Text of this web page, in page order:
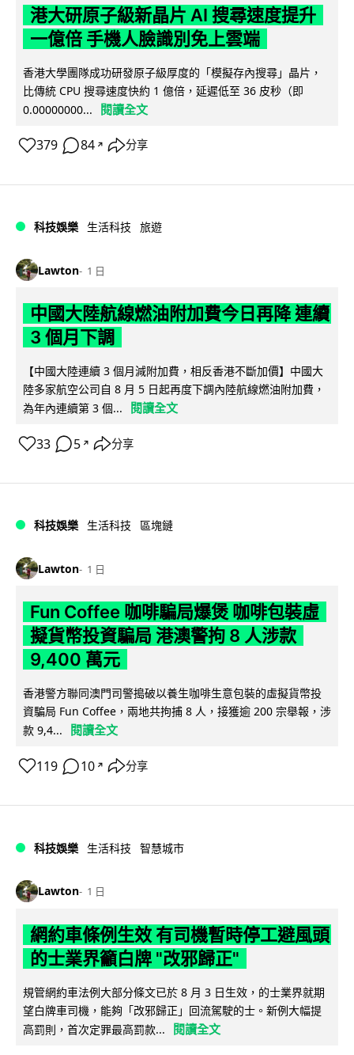
港大研原子級新晶片 AI 搜尋速度提升
一億倍 手機人臉識別免上雲端
香港大學團隊成功研發原子級厚度的「模擬存內搜尋」晶片，
比傳統 CPU 搜尋速度快約 1 億倍，延遲低至 36 皮秒（即
0.00000000...
閱讀全文
379 84 ↗ 分享
科技娛樂 生活科技 旅遊
Lawton 1 日
中國大陸航線燃油附加費今日再降 連續
3 個月下調
【中國大陸連續 3 個月減附加費，相反香港不斷加價】中國大
陸多家航空公司自 8 月 5 日起再度下調內陸航線燃油附加費，
為年內連續第 3 個...
閱讀全文
33 5 ↗ 分享
科技娛樂 生活科技 區塊鏈
Lawton 1 日
Fun Coffee 咖啡騙局爆煲 咖啡包裝虛
擬貨幣投資騙局 港澳警拘 8 人涉款
9,400 萬元
香港警方聯同澳門司警搗破以養生咖啡生意包裝的虛擬貨幣投
資騙局 Fun Coffee，兩地共拘捕 8 人，接獲逾 200 宗舉報，涉
款 9,4...
閱讀全文
119 10 ↗ 分享
科技娛樂 生活科技 智慧城市
Lawton 1 日
網約車條例生效 有司機暫時停工避風頭
的士業界籲白牌 "改邪歸正"
規管網約車法例大部分條文已於 8 月 3 日生效，的士業界就期
望白牌車司機，能夠「改邪歸正」回流駕駛的士。新例大幅提
高罰則，首次定罪最高罰款...
閱讀全文